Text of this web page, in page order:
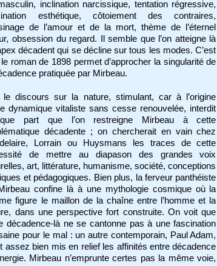
inclination narcissique, tentation régressive,
esthétique, côtoiement des contraires,
de l’amour et de la mort, thème de l’éternel
obsession du regard. Il semble que l’on atteigne là
décadent qui se décline sur tous les modes. C’est
roman de 1898 permet d’approcher la singularité de
pratiquée par Mirbeau.
le discours sur la nature, stimulant, car à l’origine
dynamique vitaliste sans cesse renouvelée, interdit
part que l’on restreigne Mirbeau à cette
décadente ; on chercherait en vain chez
Lorrain ou Huysmans les traces de cette
de mettre au diapason des grandes voix
art, littérature, humanisme, société, conceptions
et pédagogiques. Bien plus, la ferveur panthéiste
confine là à une mythologie cosmique où la
figure le maillon de la chaîne entre l’homme et la
dans une perspective fort construite. On voit que
décadence-là ne se cantonne pas à une fascination
pour le mal : un autre contemporain, Paul Adam,
assez bien mis en relief les affinités entre décadence
Mirbeau n’emprunte certes pas la même voie,